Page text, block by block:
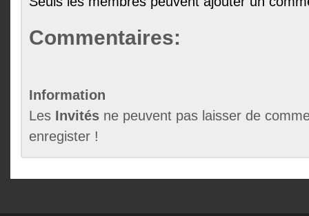
Commentaires:
Information
Les Invités ne peuvent pas laisser de
enregister !